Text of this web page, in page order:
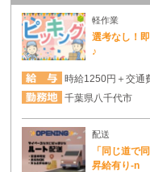
軽作業
選考なし！
♪
時給1250円＋交通
千葉県八千代市
配送
「同じ道で
昇給有り-n